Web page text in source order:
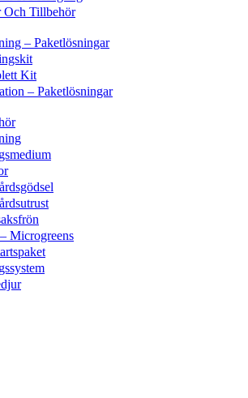
Och Tillbehör
– Paketlösningar
Kit
– Paketlösningar
Microgreens